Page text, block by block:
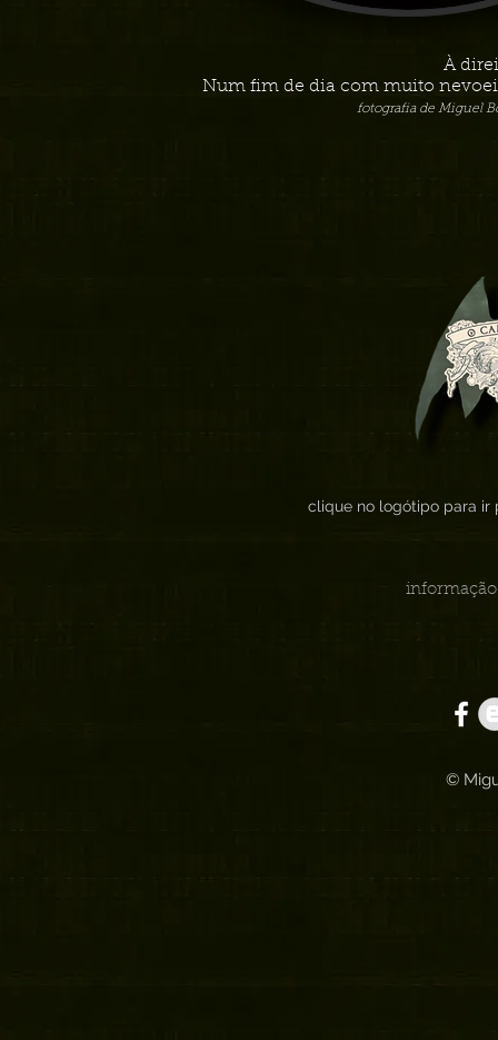
À
Num fim de dia com muito
fotografia de Miguel
clique no logótipo para ir
informação
©